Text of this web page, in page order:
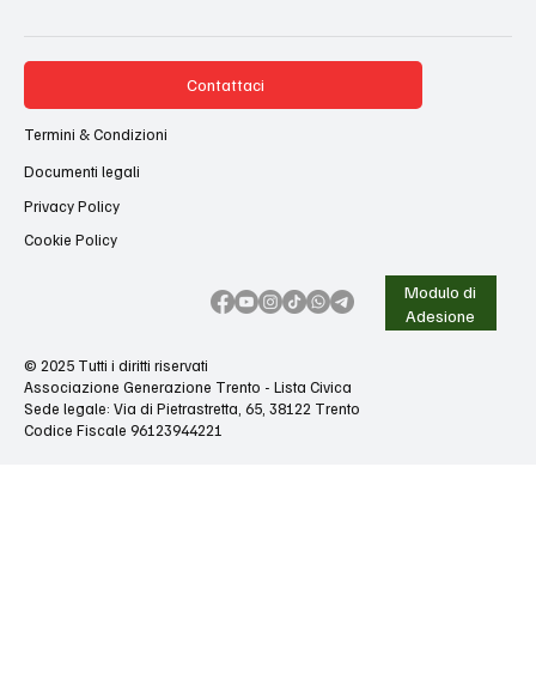
© 2025 Tutti i diritti riservati
Associazione Generazione Trento - Lista Civica
Sede legale: Via di Pietrastretta, 65, 38122 Trento
Codice Fiscale 96123944221
Contattaci
Termini & Condizioni
Documenti legali
Privacy Policy
Cookie Policy
Modulo di
Adesione